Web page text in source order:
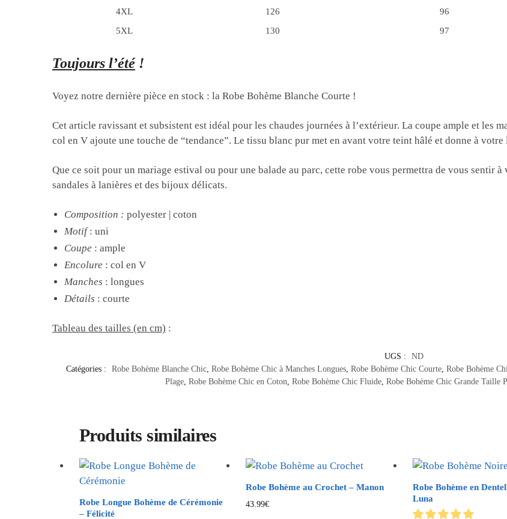
4XL
126 96
5XL
130 97
Toujours l’été!
Voyez notre dernière pièce en stock : la Robe Bohème Blanche Courte !
Cet article ravissant et subsistent est idéal pour les chaudes journées à l’extérieur. La coupe ample et les
col en V ajoute une touche de “tendance”. Le tissu blanc pur met en avant votre teint hâlé et donne à
Que ce soit pour un mariage estival ou pour une balade au parc, cette robe vous permettra de vous sentir
sandales à lanières et des bijoux délicats.
Composition :polyester | coton
Motif: uni
Coupe : ample
Encolure : col en V
Manches : longues
Détails : courte
Tableau des tailles (en cm) :
UGS :
ND
Catégories :
Robe Bohème Blanche Chic Robe Bohème Chic à Manches Longues Robe Bohème Chic Courte Robe Bohème
Plage, Robe Bohème Chic en Coton Robe Bohème Chic Fluide, Robe Bohème Chic Grande Taille
Produits similaires
Robe Longue Bohème de Cérémonie
– Félicité
Robe Bohème au Crochet – Manon
43.99€
Robe Bohème en
Luna